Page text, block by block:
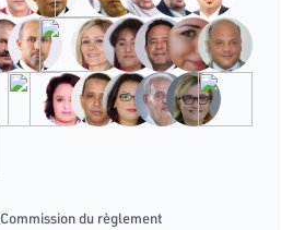
Commission du règlement